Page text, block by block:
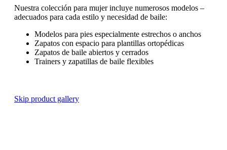
Nuestra colección para mujer incluye numerosos modelos –
adecuados para cada estilo y necesidad de baile:
Modelos para pies especialmente estrechos o anchos
Zapatos con espacio para plantillas ortopédicas
Zapatos de baile abiertos y cerrados
Trainers y zapatillas de baile flexibles
Skip product gallery